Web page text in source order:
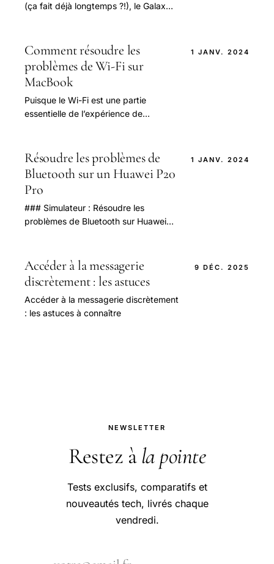
(ça fait déjà longtemps ?!), le Galaxy
beaucoup.
Comment résoudre les
problèmes de Wi-Fi sur
MacBook
Puisque le Wi-Fi est une partie
essentielle de l’expérience de
1 JANV. 2024
Résoudre les problèmes de
Bluetooth sur un Huawei P20
Pro
### Simulateur : Résoudre les
problèmes de Bluetooth sur Huawei
résoudre les problèmes.
1 JANV. 2024
Accéder à la messagerie
discrètement : les astuces
Accéder à la messagerie discrètement
: les astuces à connaître
9 DÉC. 2025
NEWSLETTER
Restez à la pointe
Tests exclusifs, comparatifs et
nouveautés tech, livrés chaque
vendredi.